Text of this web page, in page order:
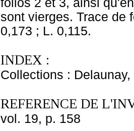
folios 2 et 3, ainsi
sont vierges. Trace de
0,173 ; L. 0,115.
INDEX :
Collections : Delaunay,
REFERENCE DE
vol. 19, p. 158